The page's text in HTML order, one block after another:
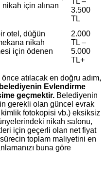
nikah için alınan
3.500
TL
otel, düğün
nikah
için ödenen
2.000
TL –
5.000
TL+
atılacak en doğru adım,
belediyenin Evlendirme
geçmektir. Belediyenin
gerekli olan güncel evrak
kimlik fotokopisi vb.) eksiksiz
nikah salonu,
için geçerli olan net fiyat
toplam maliyetini en
buna göre